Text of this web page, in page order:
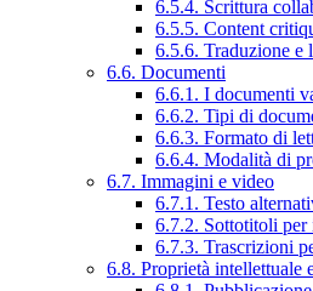
6.5.4. Scrittura
6.5.5. Content
6.5.6. Traduzione e
6.6. Documenti
6.6.1. I documenti
6.6.2. Tipi di
6.6.3. Formato di
6.6.4. Modalità di
6.7. Immagini e video
6.7.1. Testo
6.7.2. Sottotitoli per
6.7.3. Trascrizioni
6.8. Proprietà intellettuale